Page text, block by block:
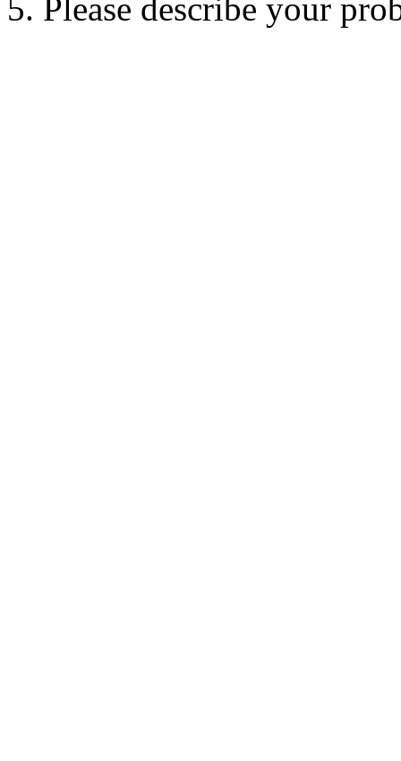
5. Please describe your